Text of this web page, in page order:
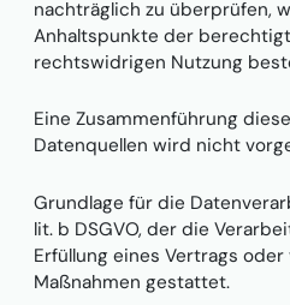
nachträglich zu überprüfen,
Anhaltspunkte der
rechtswidrigen Nutzung
Eine Zusammenführung
Datenquellen wird nicht
Grundlage für die
lit. b DSGVO, der die
Erfüllung eines Vertrags
Maßnahmen gestattet.